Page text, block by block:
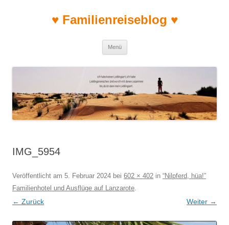
♥ Familienreiseblog ♥
Menü
IMG_5954
Veröffentlicht am 5. Februar 2024 bei 602 × 402 in “Nilpferd, hüa!”
Familienhotel und Ausflüge auf Lanzarote.
← Zurück Weiter →